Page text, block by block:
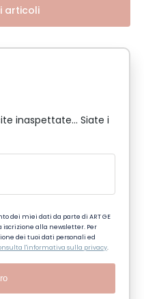
articoli
inaspettate... Siate i
dei miei dati da parte di ART GE
alla newsletter. Per
dei tuoi dati personali ed
l'informativa sulla privacy.